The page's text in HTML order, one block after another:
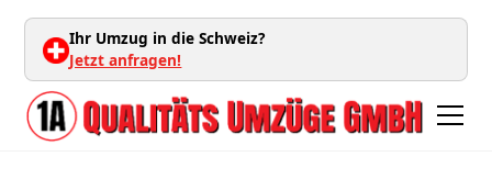
Ihr Umzug in die Schweiz?
Jetzt anfragen!